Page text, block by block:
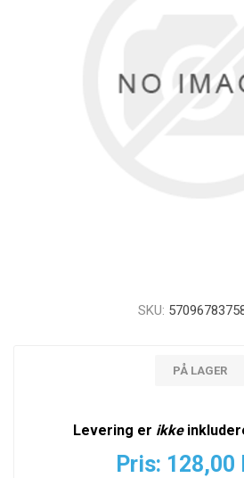
SKU:
PÅ LAGER
Levering er ikke
Pris: 128,00